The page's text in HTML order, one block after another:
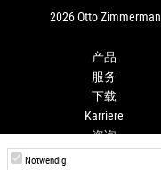
Notwendig
2026 Otto
产品
服务
下载
Karriere
咨询
Anfahrt